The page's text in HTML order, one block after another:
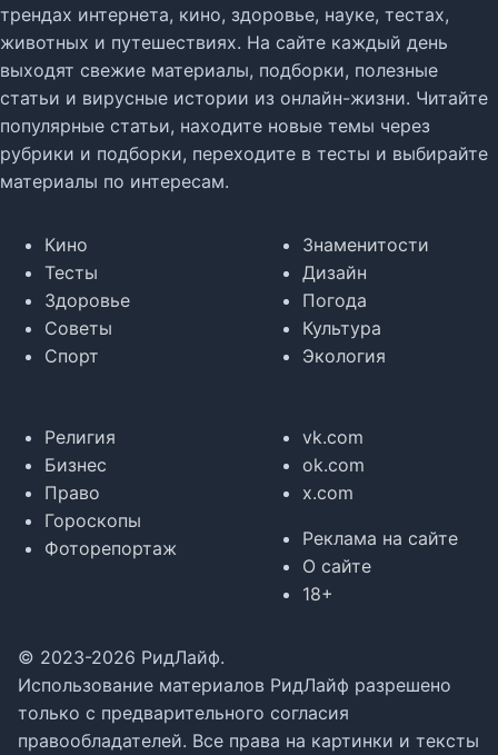
трендах интернета, кино, здоровье, науке, тестах,
животных и путешествиях. На сайте каждый день
выходят свежие материалы, подборки, полезные
статьи и вирусные истории из онлайн-жизни. Читайте
популярные статьи, находите новые темы через
рубрики и подборки, переходите в тесты и выбирайте
материалы по интересам.
Кино
Тесты
Здоровье
Советы
Спорт
Знаменитости
Дизайн
Погода
Культура
Экология
Религия
Бизнес
Право
Гороскопы
Фоторепортаж
vk.com
ok.com
x.com
Реклама на сайте
О сайте
18+
© 2023-2026 РидЛайф.
Использование материалов РидЛайф разрешено
только с предварительного согласия
правообладателей. Все права на картинки и тексты